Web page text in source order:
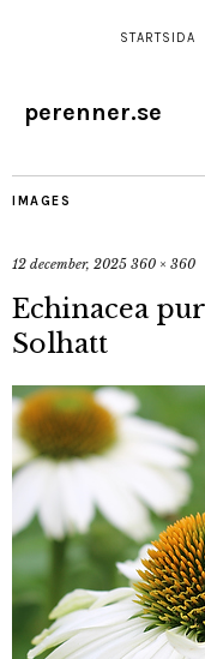
STARTSIDA
perenner.se
IMAGES
12 december, 2025 360 × 360
Echinacea
Solhatt